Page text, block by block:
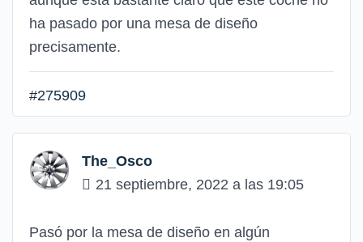
ha pasado por una mesa de diseño
precisamente.
#275909
The_Osco
21 septiembre, 2022 a las 19:05
Pasó por la mesa de diseño en algún